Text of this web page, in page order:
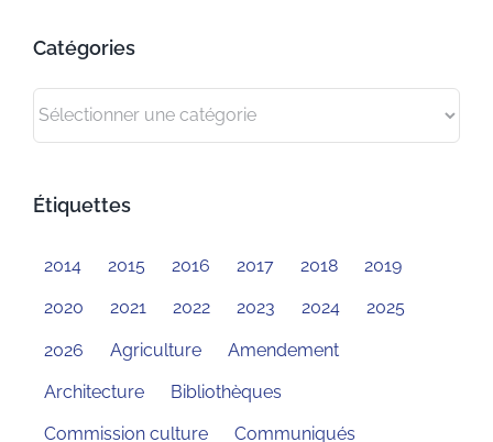
Catégories
Catégories
Étiquettes
2014 2015 2016 2017 2018 2019
2020 2021 2022 2023 2024 2025
2026 Agriculture Amendement
Architecture Bibliothèques
Commission culture Communiqués